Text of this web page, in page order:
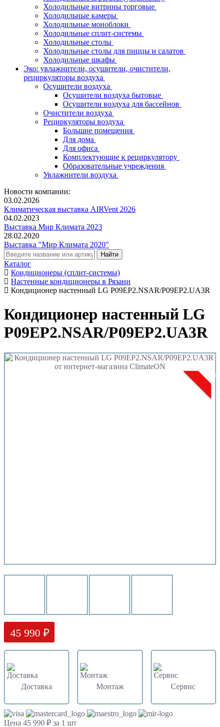
Холодильные витрины торговые
Холодильные камеры
Холодильные моноблоки
Холодильные сплит-системы
Холодильные столы
Холодильные столы для пиццы и салатов
Холодильные шкафы
Эко: увлажнители, осушители, очистители,
рециркуляторы воздуха
Осушители воздуха
Осушители воздуха бытовые
Осушители воздуха для бассейнов
Очистители воздуха
Рециркуляторы воздуха
Большие помещения
Для дома
Для офиса
Комплектующие к рециркулятору
Образовательные учреждения
Увлажнители воздуха
Новости компании:
03.02.2026
Климатическая выставка AIRVent 2026
04.02.2023
Выставка Мир Климата 2023
28.02.2020
Выставка "Мир Климата 2020"
Каталог
Кондиционеры (сплит-системы)
Настенные кондиционеры в Рязани
Кондиционер настенный LG P09EP2.NSAR/P09EP2.UA3R
Кондиционер настенный LG
P09EP2.NSAR/P09EP2.UA3R
Акция
45 990 ₽
Доставка Монтаж Сервис
Цена 45 990 ₽ за 1 шт